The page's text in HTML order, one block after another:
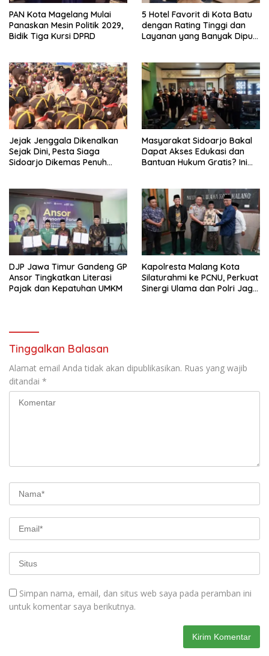
PAN Kota Magelang Mulai
Panaskan Mesin Politik 2029,
Bidik Tiga Kursi DPRD
5 Hotel Favorit di Kota Batu
dengan Rating Tinggi dan
Layanan yang Banyak Dipuji
Jejak Jenggala Dikenalkan
Sejak Dini, Pesta Siaga
Sidoarjo Dikemas Penuh
Masyarakat Sidoarjo Bakal
Dapat Akses Edukasi dan
Bantuan Hukum Gratis? Ini
DJP Jawa Timur Gandeng GP
Ansor Tingkatkan Literasi
Pajak dan Kepatuhan UMKM
Kapolresta Malang Kota
Silaturahmi ke PCNU, Perkuat
Sinergi Ulama dan Polri Jaga
Tinggalkan Balasan
Alamat email Anda tidak akan dipublikasikan. Ruas yang wajib
ditandai *
Simpan nama, email, dan situs web saya pada peramban ini
untuk komentar saya berikutnya.